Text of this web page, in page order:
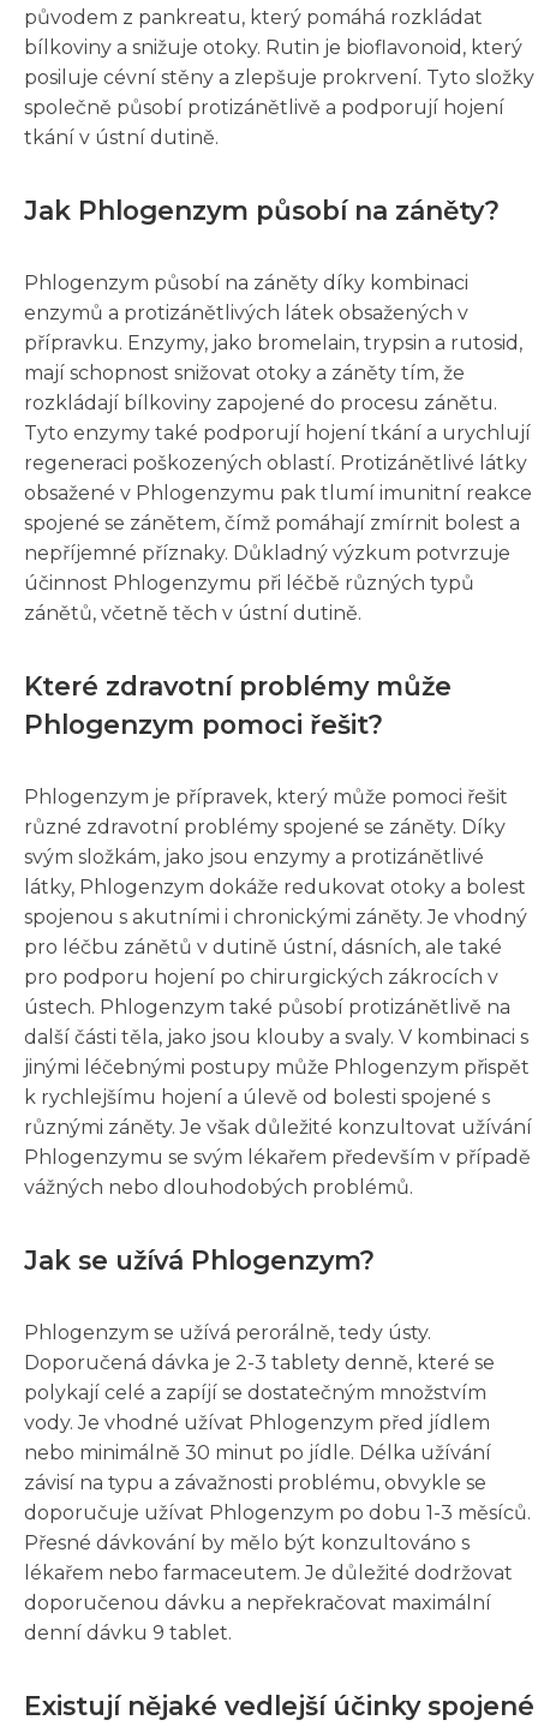
původem z pankreatu, který pomáhá rozkládat
bílkoviny a snižuje otoky. Rutin je bioflavonoid, který
posiluje cévní stěny a zlepšuje prokrvení. Tyto složky
společně působí protizánětlivě a podporují hojení
tkání v ústní dutině.
Jak Phlogenzym působí na záněty?
Phlogenzym působí na záněty díky kombinaci
enzymů a protizánětlivých látek obsažených v
přípravku. Enzymy, jako bromelain, trypsin a rutosid,
mají schopnost snižovat otoky a záněty tím, že
rozkládají bílkoviny zapojené do procesu zánětu.
Tyto enzymy také podporují hojení tkání a urychlují
regeneraci poškozených oblastí. Protizánětlivé látky
obsažené v Phlogenzymu pak tlumí imunitní reakce
spojené se zánětem, čímž pomáhají zmírnit bolest a
nepříjemné příznaky. Důkladný výzkum potvrzuje
účinnost Phlogenzymu při léčbě různých typů
zánětů, včetně těch v ústní dutině.
Které zdravotní problémy může
Phlogenzym pomoci řešit?
Phlogenzym je přípravek, který může pomoci řešit
různé zdravotní problémy spojené se záněty. Díky
svým složkám, jako jsou enzymy a protizánětlivé
látky, Phlogenzym dokáže redukovat otoky a bolest
spojenou s akutními i chronickými záněty. Je vhodný
pro léčbu zánětů v dutině ústní, dásních, ale také
pro podporu hojení po chirurgických zákrocích v
ústech. Phlogenzym také působí protizánětlivě na
další části těla, jako jsou klouby a svaly. V kombinaci s
jinými léčebnými postupy může Phlogenzym přispět
k rychlejšímu hojení a úlevě od bolesti spojené s
různými záněty. Je však důležité konzultovat užívání
Phlogenzymu se svým lékařem především v případě
vážných nebo dlouhodobých problémů.
Jak se užívá Phlogenzym?
Phlogenzym se užívá perorálně, tedy ústy.
Doporučená dávka je 2-3 tablety denně, které se
polykají celé a zapíjí se dostatečným množstvím
vody. Je vhodné užívat Phlogenzym před jídlem
nebo minimálně 30 minut po jídle. Délka užívání
závisí na typu a závažnosti problému, obvykle se
doporučuje užívat Phlogenzym po dobu 1-3 měsíců.
Přesné dávkování by mělo být konzultováno s
lékařem nebo farmaceutem. Je důležité dodržovat
doporučenou dávku a nepřekračovat maximální
denní dávku 9 tablet.
Existují nějaké vedlejší účinky spojené